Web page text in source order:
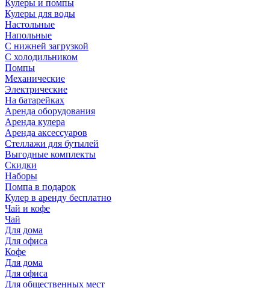
Кулеры и помпы
Кулеры для воды
Настольные
Напольные
С нижней загрузкой
С холодильником
Помпы
Механические
Электрические
На батарейках
Аренда оборудования
Аренда кулера
Аренда аксессуаров
Стеллажи для бутылей
Выгодные комплекты
Скидки
Наборы
Помпа в подарок
Кулер в аренду бесплатно
Чай и кофе
Чай
Для дома
Для офиса
Кофе
Для дома
Для офиса
Для общественных мест